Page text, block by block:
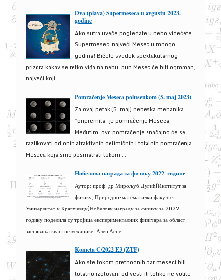
Dva (plava) Supermeseca u avgustu 2023.
godine
Ako sutra uveče pogledate u nebo videćete
Supermesec, najveći Mesec u mnogo
godina! Bićete svedok spektakularnog
prizora kakav se retko viđa na nebu, pun Mesec će biti ogroman,
najveći koji ...
Pomračenje Meseca polusenkom (5. maj 2023)
Za ovaj petak (5. maj) nebeska mehanika
“pripremila” je pomračenje Meseca,
Međutim, ovo pomračenje značajno će se
razlikovati od onih atraktivnih delimičnih i totalnih pomračenja
Meseca koja smo posmatrali tokom ...
Нобелова награда за физику 2022. године
Аутор: проф. др Мирољуб Дугић(Институт за
физику, Природно-математички факултет,
Универзитет у Крагујевцу)Нобелову награду за физику за 2022.
годину поделила су тројица експерименталних физичара за област
заснивања квантне механике, Ален Аспе ...
Kometa C/2022 E3 (ZTF)
Ako ste tokom prethodnih par meseci bili
totalno izolovani od vesti ili toliko ne volite